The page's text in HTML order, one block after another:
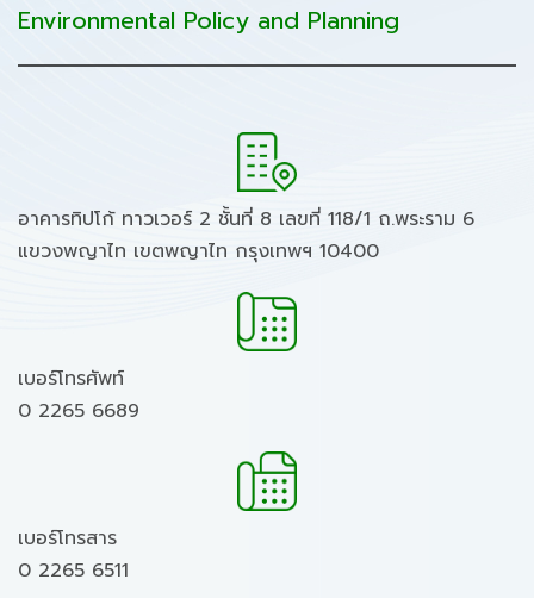
Environmental Policy and Planning
อาคารทิปโก้ ทาวเวอร์ 2 ชั้นที่ 8 เลขที่ 118/1 ถ.พระราม 6
แขวงพญาไท เขตพญาไท กรุงเทพฯ 10400
เบอร์โทรศัพท์
0 2265 6689
เบอร์โทรสาร
0 2265 6511